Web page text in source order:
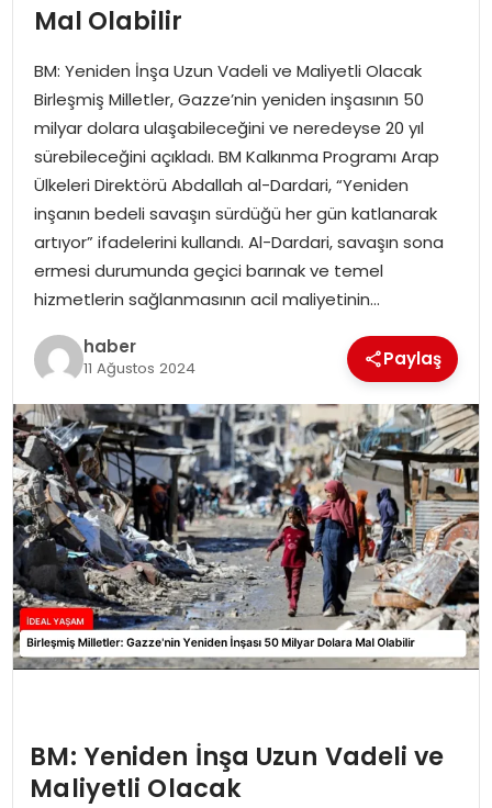
İDEAL SPOR
YAŞAM
MAGAZIN
SAĞLIK
SOSYAL HABER
Mal Olabilir
BM: Yeniden İnşa Uzun Vadeli ve Maliyetli Olacak
Birleşmiş Milletler, Gazze’nin yeniden inşasının 50
milyar dolara ulaşabileceğini ve neredeyse 20 yıl
sürebileceğini açıkladı. BM Kalkınma Programı Arap
Ülkeleri Direktörü Abdallah al-Dardari, “Yeniden
inşanın bedeli savaşın sürdüğü her gün katlanarak
artıyor” ifadelerini kullandı. Al-Dardari, savaşın sona
ermesi durumunda geçici barınak ve temel
hizmetlerin sağlanmasının acil maliyetinin…
haber
11 Ağustos 2024 Paylaş
BM: Yeniden İnşa Uzun Vadeli ve
Maliyetli Olacak